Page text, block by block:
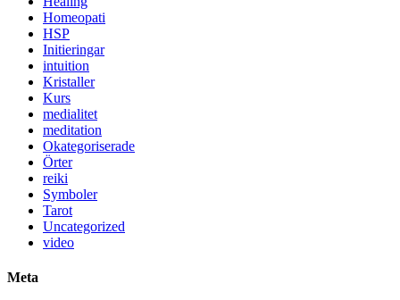
Homeopati
HSP
Initieringar
intuition
Kristaller
Kurs
medialitet
meditation
Okategoriserade
Örter
reiki
Symboler
Tarot
Uncategorized
video
Meta